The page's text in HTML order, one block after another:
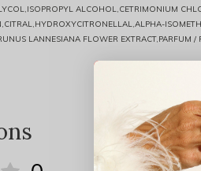
ALCOHOL,CETRIMONIUM
LANNESIANA FLOWER EXTRACT,PARFUM /